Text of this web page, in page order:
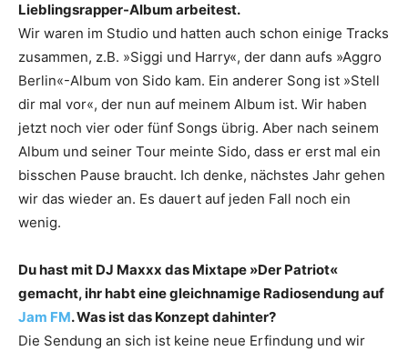
Lieblingsrapper-Album arbeitest.
Wir waren im Studio und hatten auch schon einige Tracks
zusammen, z.B. »Siggi und Harry«, der dann aufs »Aggro
Berlin«-Album von Sido kam. Ein anderer Song ist »Stell
dir mal vor«, der nun auf meinem Album ist. Wir haben
jetzt noch vier oder fünf Songs übrig. Aber nach seinem
Album und seiner Tour meinte Sido, dass er erst mal ein
bisschen Pause braucht. Ich denke, nächstes Jahr gehen
wir das wieder an. Es dauert auf jeden Fall noch ein
wenig.
Du hast mit DJ Maxxx das Mixtape »Der Patriot«
gemacht, ihr habt eine gleichnamige Radiosendung auf
Jam FM. Was ist das Konzept dahinter?
Die Sendung an sich ist keine neue Erfindung und wir